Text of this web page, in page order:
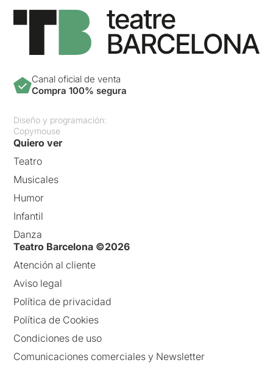
Canal oficial de venta
Compra 100% segura
Diseño y programación:
Copymouse
Quiero ver
Teatro
Musicales
Humor
Infantil
Danza
Teatro Barcelona ©2026
Atención al cliente
Aviso legal
Política de privacidad
Política de Cookies
Condiciones de uso
Comunicaciones comerciales y Newsletter